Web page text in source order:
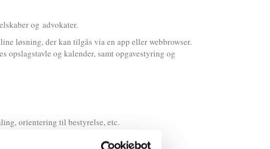
og advokater.
løsning, der kan tilgås via en app eller webbrowser.
og kalender, samt opgavestyring og
orientering til bestyrelse, etc.